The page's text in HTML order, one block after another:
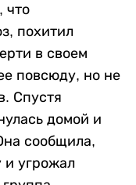
что
похитил
в своем
повсюду, но не
Спустя
домой и
сообщила,
и угрожал